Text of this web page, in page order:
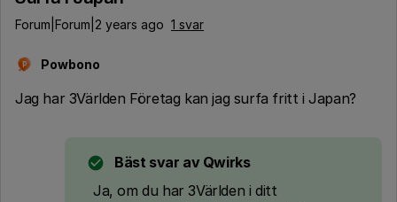
Forum|Forum|2 years ago 1 svar
P Powbono
Jag har 3Världen Företag kan jag surfa fritt i Japan?
Bäst svar av Qwirks
Ja, om du har 3Världen i ditt